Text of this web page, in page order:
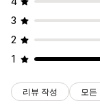
3
2
1
리뷰 작성 모든